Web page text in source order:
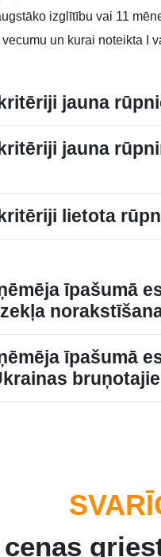
izglītību vai 11
un kurai noteikta I
jauna
jauna
lietota
īpašumā
īpašumā